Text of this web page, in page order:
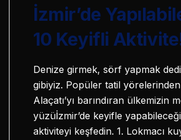
İzmir’de
10 Keyifli
Denize girmek, sörf yapmak
gibiyiz. Popüler tatil
Alaçatı’yı barındıran ülkemizin
yüzüİzmir’de keyifle
aktiviteyi keşfedin. 1. Lokmacı